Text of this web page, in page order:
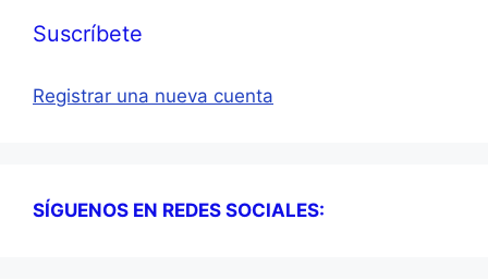
Suscríbete
Registrar una nueva cuenta
SÍGUENOS EN REDES SOCIALES: